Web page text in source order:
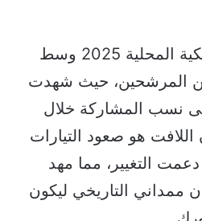
جاءت الانتخابات الأمريكية المحلية 2025 وسط
المرشحين، حيث شهدت
نسب المشاركة خلال
اللافت هو صعود التيارات
دعمت التغيير، مما مهد
ممداني التاريخي ليكون